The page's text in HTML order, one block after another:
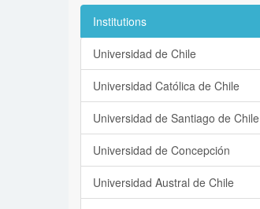
Institutions
Universidad de Chile
Universidad Católica de Chile
Universidad de Santiago de Chile
Universidad de Concepción
Universidad Austral de Chile